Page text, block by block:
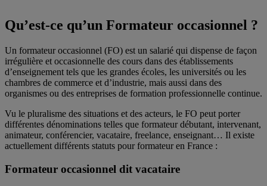
Qu’est-ce qu’un Formateur occasionnel ?
Un formateur occasionnel (FO) est un salarié qui dispense de façon
irrégulière et occasionnelle des cours dans des établissements
d’enseignement tels que les grandes écoles, les universités ou les
chambres de commerce et d’industrie, mais aussi dans des
organismes ou des entreprises de formation professionnelle continue.
Vu le pluralisme des situations et des acteurs, le FO peut porter
différentes dénominations telles que formateur débutant, intervenant,
animateur, conférencier, vacataire, freelance, enseignant… Il existe
actuellement différents statuts pour formateur en France :
Formateur occasionnel dit vacataire